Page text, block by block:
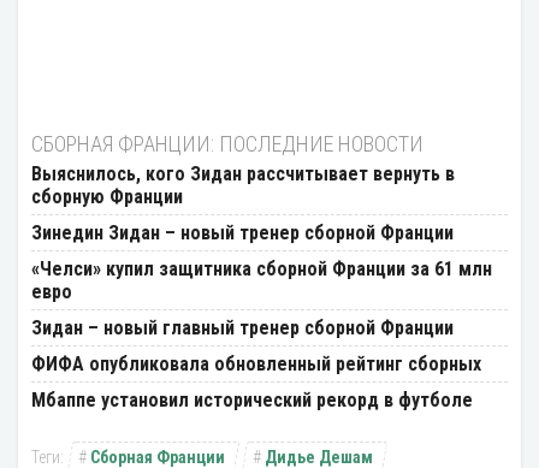
СБОРНАЯ ФРАНЦИИ: ПОСЛЕДНИЕ НОВОСТИ
Выяснилось, кого Зидан рассчитывает вернуть в
сборную Франции
Зинедин Зидан – новый тренер сборной Франции
«Челси» купил защитника сборной Франции за 61 млн
евро
Зидан – новый главный тренер сборной Франции
ФИФА опубликовала обновленный рейтинг сборных
Мбаппе установил исторический рекорд в футболе
Сборная Франции Дидье Дешам